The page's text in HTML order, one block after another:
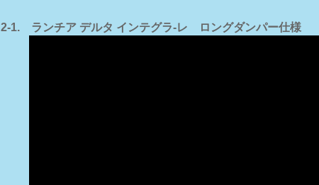
2-1. ランチア デルタ インテグラ-レ ロングダンパー仕様